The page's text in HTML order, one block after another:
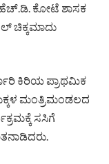
ಹೆಚ್.ಡಿ. ಕೋಟೆ ಶಾಸಕ
ಚಿಕ್ಕಮಾದು
ಕಿರಿಯ ಪ್ರಾಥಮಿಕ
ಮಂತ್ರಿಮಂಡಲದ
ಸಸಿಗೆ